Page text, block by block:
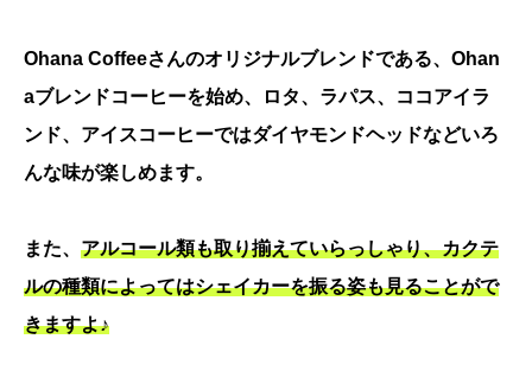
Ohana Coffeeさんのオリジナルブレンドである、Ohan
aブレンドコーヒーを始め、ロタ、ラパス、ココアイラ
ンド、アイスコーヒーではダイヤモンドヘッドなどいろ
んな味が楽しめます。
また、 アルコール類も取り揃えていらっしゃり、カクテ
ルの種類によってはシェイカーを振る姿も見ることがで
きますよ♪